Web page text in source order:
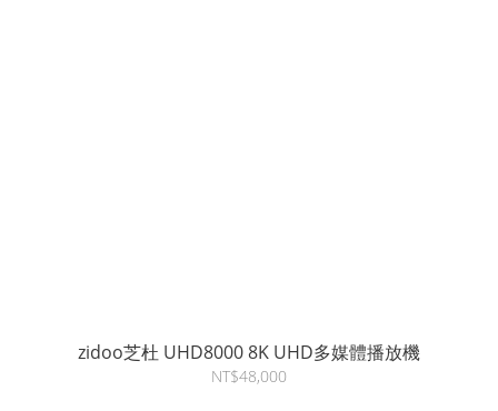
zidoo芝杜 UHD8000 8K UHD多媒體播放機
NT$48,000